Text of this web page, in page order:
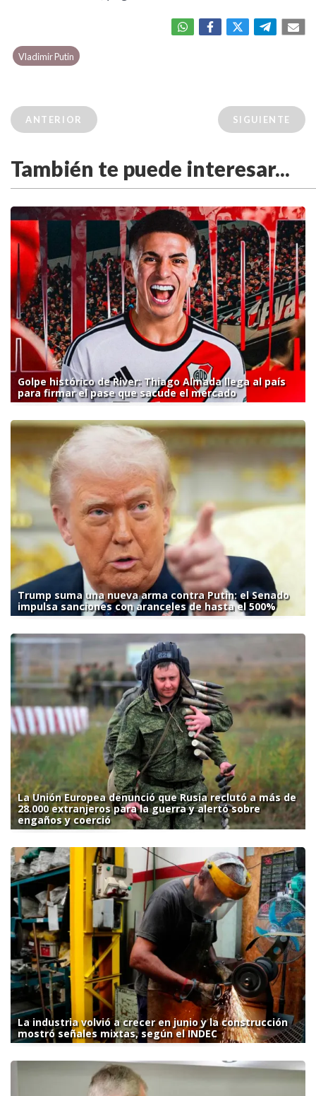
Vladimir Putin
ANTERIOR SIGUIENTE
También te puede interesar...
Golpe histórico de River: Thiago Almada llega al país
para firmar el pase que sacude el mercado
Trump suma una nueva arma contra Putin: el Senado
impulsa sanciones con aranceles de hasta el 500%
La Unión Europea denunció que Rusia reclutó a más de
28.000 extranjeros para la guerra y alertó sobre
engaños y coerció
La industria volvió a crecer en junio y la construcción
mostró señales mixtas, según el INDEC